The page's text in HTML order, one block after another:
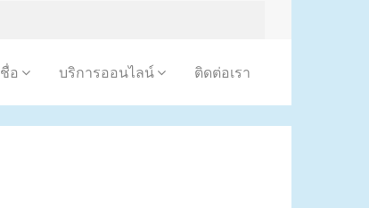
อ บริการออนไลน์ ติดต่อเรา